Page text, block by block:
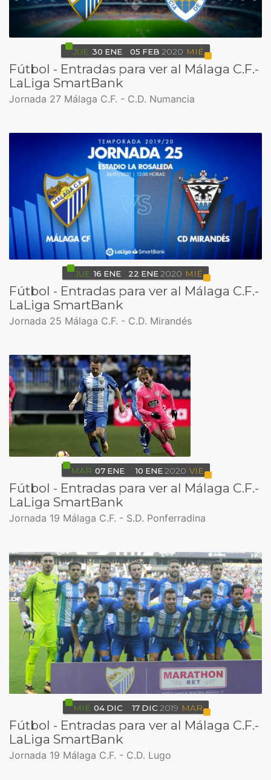
JUE 30 ENE 05 FEB 2020 MIÉ
Fútbol - Entradas para ver al Málaga C.F.-
LaLiga SmartBank
Jornada 27 Málaga C.F. - C.D. Numancia
JUE 16 ENE 22 ENE2020 MIÉ
Fútbol - Entradas para ver al Málaga C.F.-
LaLiga SmartBank
Jornada 25 Málaga C.F. - C.D. Mirandés
MAR 07 ENE 10 ENE 2020 VIE
Fútbol - Entradas para ver al Málaga C.F.-
LaLiga SmartBank
Jornada 19 Málaga C.F. - S.D. Ponferradina
MIÉ 04 DIC 17 DIC 2019 MAR
Fútbol - Entradas para ver al Málaga C.F.-
LaLiga SmartBank
Jornada 19 Málaga C.F. - C.D. Lugo